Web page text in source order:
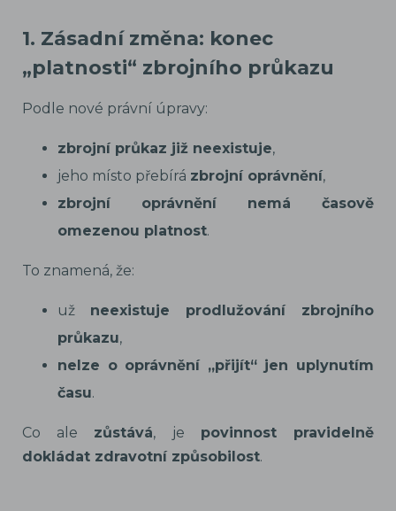
1. Zásadní změna: konec
„platnosti“ zbrojního průkazu
Podle nové právní úpravy:
zbrojní průkaz již neexistuje,
jeho místo přebírá zbrojní oprávnění,
zbrojní oprávnění nemá časově
omezenou platnost.
To znamená, že:
už neexistuje prodlužování zbrojního
průkazu,
nelze o oprávnění „přijít“ jen uplynutím
času.
Co ale zůstává, je povinnost pravidelně
dokládat zdravotní způsobilost.